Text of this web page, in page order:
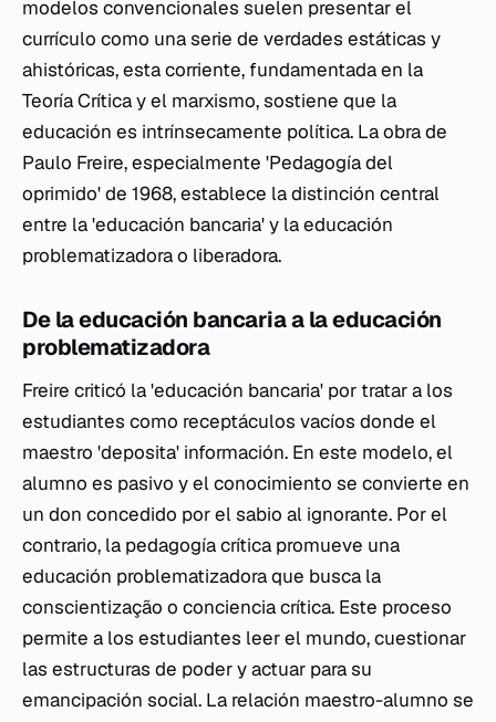
modelos convencionales suelen presentar el
currículo como una serie de verdades estáticas y
ahistóricas, esta corriente, fundamentada en la
Teoría Crítica y el marxismo, sostiene que la
educación es intrínsecamente política. La obra de
Paulo Freire, especialmente 'Pedagogía del
oprimido' de 1968, establece la distinción central
entre la 'educación bancaria' y la educación
problematizadora o liberadora.
De la educación bancaria a la educación
problematizadora
Freire criticó la 'educación bancaria' por tratar a los
estudiantes como receptáculos vacíos donde el
maestro 'deposita' información. En este modelo, el
alumno es pasivo y el conocimiento se convierte en
un don concedido por el sabio al ignorante. Por el
contrario, la pedagogía crítica promueve una
educación problematizadora que busca la
conscientização o conciencia crítica. Este proceso
permite a los estudiantes leer el mundo, cuestionar
las estructuras de poder y actuar para su
emancipación social. La relación maestro-alumno se